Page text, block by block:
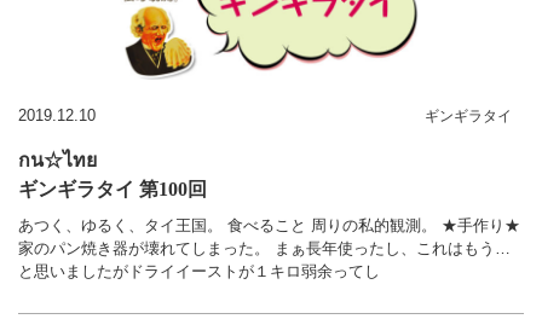
2019.12.10 ギンギラタイ
กน☆ไทย
ギンギラタイ 第100回
あつく、ゆるく、タイ王国。 食べること 周りの私的観測。 ★手作り★
家のパン焼き器が壊れてしまった。 まぁ長年使ったし、これはもう…
と思いましたがドライイーストが１キロ弱余ってし